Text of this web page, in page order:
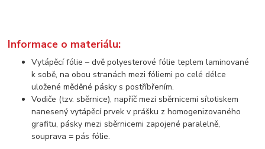
Informace o materiálu:
Vytápěcí fólie – dvě polyesterové fólie teplem laminované
k sobě, na obou stranách mezi fóliemi po celé délce
uložené měděné pásky s postříbřením.
Vodiče (tzv. sběrnice), napříč mezi sběrnicemi sítotiskem
nanesený vytápěcí prvek v prášku z homogenizovaného
grafitu, pásky mezi sběrnicemi zapojené paralelně,
souprava = pás fólie.